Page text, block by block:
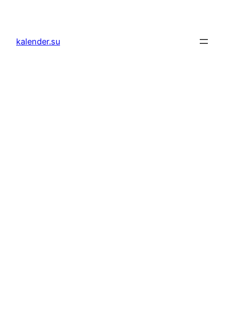
springen
kalender.su